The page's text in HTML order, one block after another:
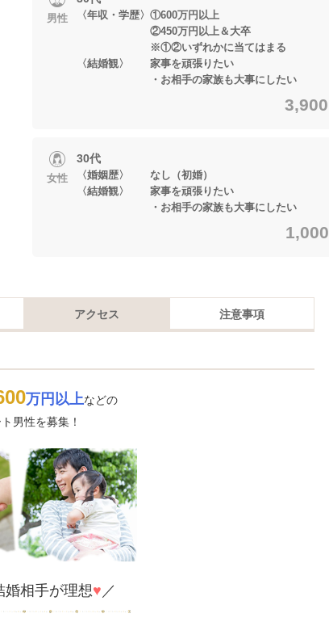
男性
〈年収・学歴〉①600万円以上
②450万円以上＆大卒
※①②いずれかに当てはまる
〈結婚観〉 家事を頑張りたい
・お相手の家族も大事にしたい
3,900
女性
30代
〈婚姻歴〉 なし（初婚）
〈結婚観〉 家事を頑張りたい
・お相手の家族も大事にしたい
1,000
アクセス 注意事項
万円以上などの
男性を募集！
婚相手が理想♥ ／